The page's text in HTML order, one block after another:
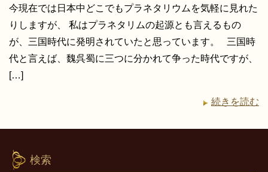
今現在では日本中どこでもプラネタリウムを気軽に見れた
りしますが、 私はプラネタリムの起源とも言えるもの
が、三国時代に発明されていたと思っています。 三国時
代と言えば、魏呉蜀に三つに分かれて争った時代ですが、
[…]
続きを読む
検索